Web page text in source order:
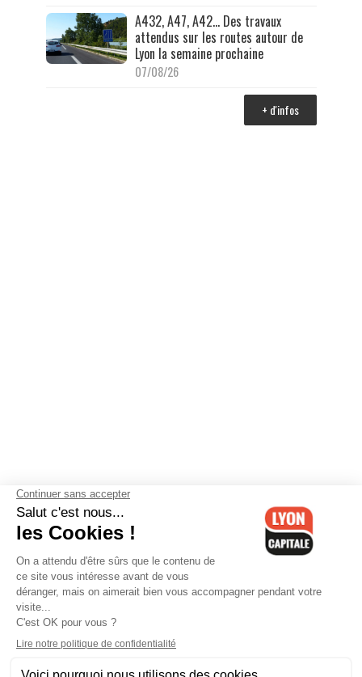
A432, A47, A42… Des travaux
attendus sur les routes autour de
Lyon la semaine prochaine
07/08/26
+ d'infos